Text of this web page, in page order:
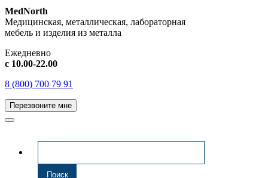
MedNorth
Медицинская, металлическая, лабораторная
мебель и изделия из металла
Ежедневно
с 10.00-22.00
8 (800) 700 79 91
Перезвоните мне